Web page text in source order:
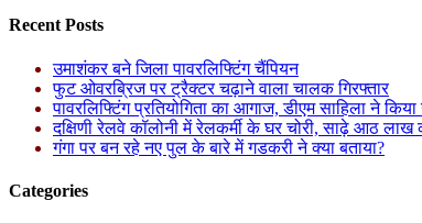
Recent Posts
उमाशंकर बने जिला पावरलिफ्टिंग चैंपियन
फुट ओवरब्रिज पर ट्रैक्टर चढ़ाने वाला चालक गिरफ्तार
पावरलिफ्टिंग प्रतियोगिता का आगाज, डीएम साहिला ने
दक्षिणी रेलवे कॉलोनी में रेलकर्मी के घर चोरी, साढ़े आठ लाख
गंगा पर बन रहे नए पुल के बारे में गडकरी ने क्या बताया?
Categories